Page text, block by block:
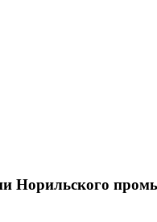
Норильского